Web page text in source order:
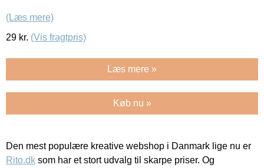
(Læs mere)
29 kr. (Vis fragtpris)
Læs mere »
Køb nu »
Den mest populære kreative webshop i Danmark lige nu er
Rito.dk som har et stort udvalg til skarpe priser. Og